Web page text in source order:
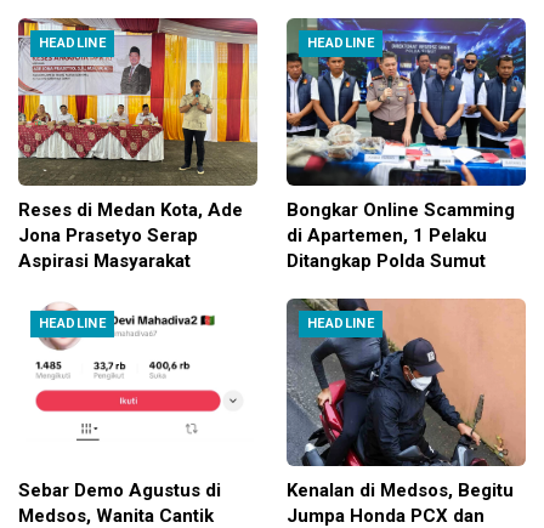
HEADLINE
Reses di Medan Kota, Ade
Jona Prasetyo Serap
Aspirasi Masyarakat
HEADLINE
Bongkar Online Scamming
di Apartemen, 1 Pelaku
Ditangkap Polda Sumut
HEADLINE
Sebar Demo Agustus di
Medsos, Wanita Cantik
HEADLINE
Kenalan di Medsos, Begitu
Jumpa Honda PCX dan